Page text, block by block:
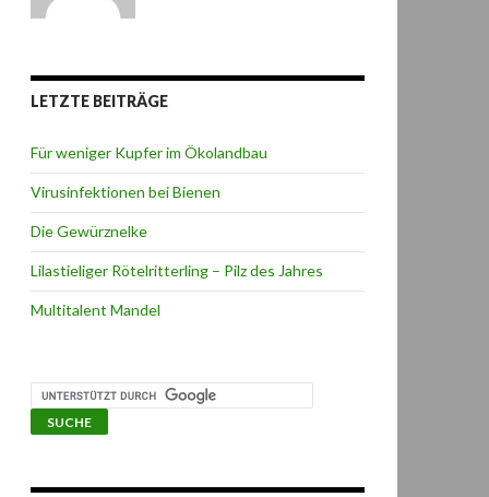
LETZTE BEITRÄGE
Für weniger Kupfer im Ökolandbau
Virusinfektionen bei Bienen
Die Gewürznelke
Lilastieliger Rötelritterling – Pilz des Jahres
Multitalent Mandel